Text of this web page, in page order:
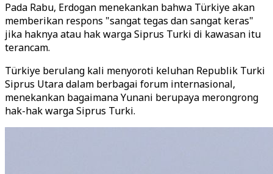
Pada Rabu, Erdogan menekankan bahwa Türkiye akan
memberikan respons "sangat tegas dan sangat keras"
jika haknya atau hak warga Siprus Turki di kawasan itu
terancam.
Türkiye berulang kali menyoroti keluhan Republik Turki
Siprus Utara dalam berbagai forum internasional,
menekankan bagaimana Yunani berupaya merongrong
hak-hak warga Siprus Turki.